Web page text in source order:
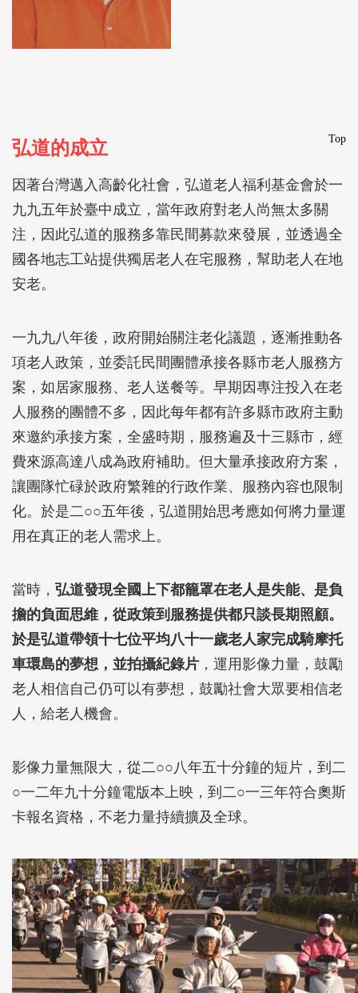
Top
弘道的成立
因著台灣邁入高齡化社會，弘道老人福利基金會於一
九九五年於臺中成立，當年政府對老人尚無太多關
注，因此弘道的服務多靠民間募款來發展，並透過全
國各地志工站提供獨居老人在宅服務，幫助老人在地
安老。
一九九八年後，政府開始關注老化議題，逐漸推動各
項老人政策，並委託民間團體承接各縣市老人服務方
案，如居家服務、老人送餐等。早期因專注投入在老
人服務的團體不多，因此每年都有許多縣市政府主動
來邀約承接方案，全盛時期，服務遍及十三縣市，經
費來源高達八成為政府補助。但大量承接政府方案，
讓團隊忙碌於政府繁雜的行政作業、服務內容也限制
化。於是二○○五年後，弘道開始思考應如何將力量運
用在真正的老人需求上。
當時， 弘道發現全國上下都籠罩在老人是失能、是負
擔的負面思維，從政策到服務提供都只談長期照顧。
於是弘道帶領十七位平均八十一歲老人家完成騎摩托
車環島的夢想，並拍攝紀錄片 ，運用影像力量，鼓勵
老人相信自己仍可以有夢想，鼓勵社會大眾要相信老
人，給老人機會。
影像力量無限大，從二○○八年五十分鐘的短片，到二
○一二年九十分鐘電版本上映，到二○一三年符合奧斯
卡報名資格，不老力量持續擴及全球。